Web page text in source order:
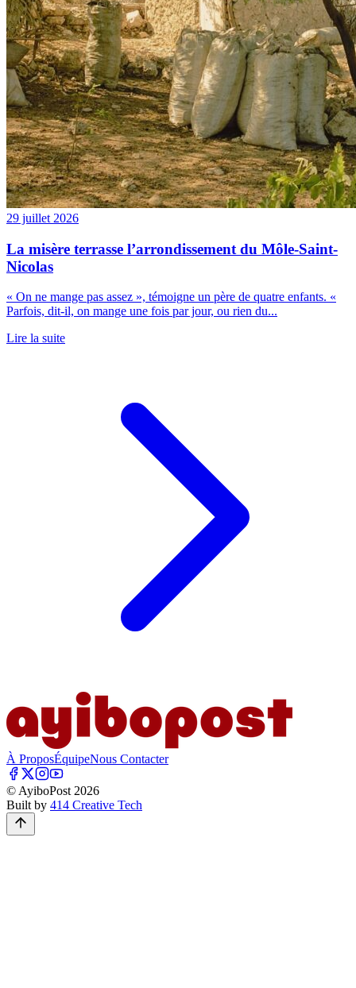
29 juillet 2026
La misère terrasse l’arrondissement du Môle-Saint-
Nicolas
« On ne mange pas assez », témoigne un père de quatre enfants. «
Parfois, dit-il, on mange une fois par jour, ou rien du...
Lire la suite
À ProposÉquipeNous Contacter
© AyiboPost2026
Built by 414 Creative Tech